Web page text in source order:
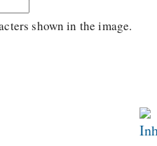
shown in the image.
Write programs you
Why free speech